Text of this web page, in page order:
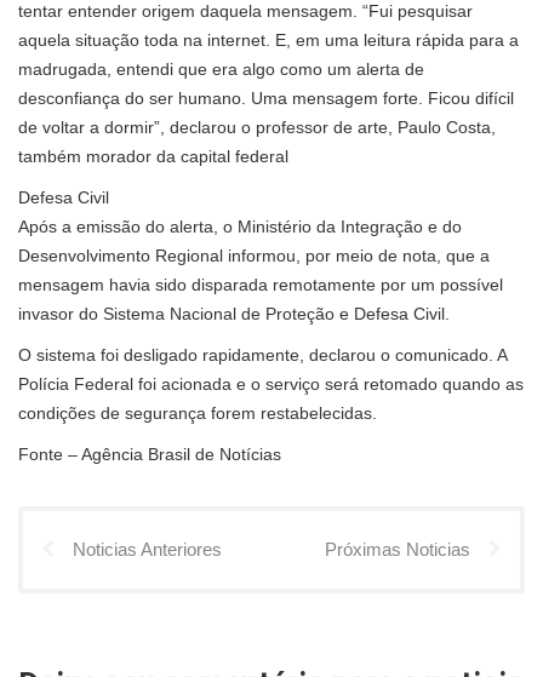
tentar entender origem daquela mensagem. “Fui pesquisar
aquela situação toda na internet. E, em uma leitura rápida para a
madrugada, entendi que era algo como um alerta de
desconfiança do ser humano. Uma mensagem forte. Ficou difícil
de voltar a dormir”, declarou o professor de arte, Paulo Costa,
também morador da capital federal
Defesa Civil
Após a emissão do alerta, o Ministério da Integração e do
Desenvolvimento Regional informou, por meio de nota, que a
mensagem havia sido disparada remotamente por um possível
invasor do Sistema Nacional de Proteção e Defesa Civil.
O sistema foi desligado rapidamente, declarou o comunicado. A
Polícia Federal foi acionada e o serviço será retomado quando as
condições de segurança forem restabelecidas.
Fonte – Agência Brasil de Notícias
Noticias Anteriores Próximas Noticias